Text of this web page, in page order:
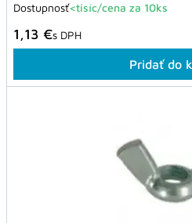
Dostupnosť<tisíc/cena za 10ks
1,13 €s DPH
Pridať do